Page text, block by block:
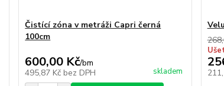
Čistící zóna v metráži Capri černá
100cm
600,00 Kč/bm
495,87 Kč bez DPH skladem